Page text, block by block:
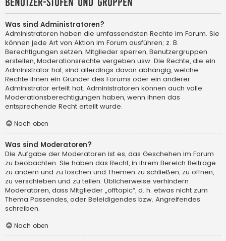
Was sind Administratoren?
Administratoren haben die umfassendsten Rechte im Forum. Sie
können jede Art von Aktion im Forum ausführen; z. B.
Berechtigungen setzen, Mitglieder sperren, Benutzergruppen
erstellen, Moderationsrechte vergeben usw. Die Rechte, die ein
Administrator hat, sind allerdings davon abhängig, welche
Rechte ihnen ein Gründer des Forums oder ein anderer
Administrator erteilt hat. Administratoren können auch volle
Moderationsberechtigungen haben, wenn ihnen das
entsprechende Recht erteilt wurde.
Nach oben
Was sind Moderatoren?
Die Aufgabe der Moderatoren ist es, das Geschehen im Forum
zu beobachten. Sie haben das Recht, in ihrem Bereich Beiträge
zu ändern und zu löschen und Themen zu schließen, zu öffnen,
zu verschieben und zu teilen. Üblicherweise verhindern
Moderatoren, dass Mitglieder „offtopic“, d. h. etwas nicht zum
Thema Passendes, oder Beleidigendes bzw. Angreifendes
schreiben.
Nach oben